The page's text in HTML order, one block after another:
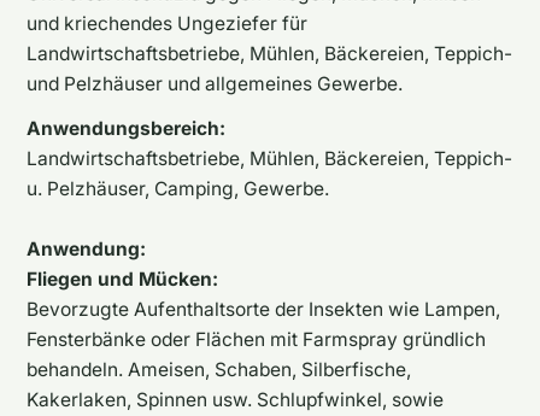
und kriechendes Ungeziefer für
Landwirtschaftsbetriebe, Mühlen, Bäckereien, Teppich-
und Pelzhäuser und allgemeines Gewerbe.
Anwendungsbereich:
Landwirtschaftsbetriebe, Mühlen, Bäckereien, Teppich-
u. Pelzhäuser, Camping, Gewerbe.
Anwendung:
Fliegen und Mücken:
Bevorzugte Aufenthaltsorte der Insekten wie Lampen,
Fensterbänke oder Flächen mit Farmspray gründlich
behandeln. Ameisen, Schaben, Silberfische,
Kakerlaken, Spinnen usw. Schlupfwinkel, sowie